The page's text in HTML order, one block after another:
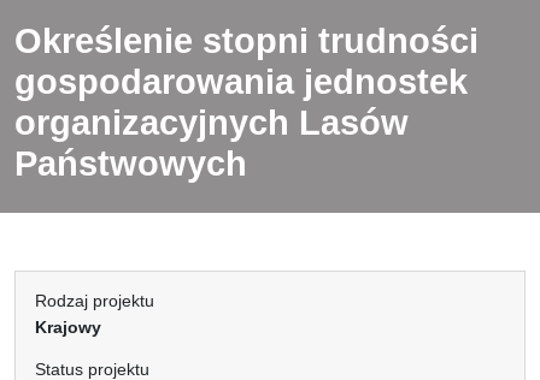
Określenie stopni trudności
gospodarowania jednostek
organizacyjnych Lasów
Państwowych
Rodzaj projektu
Krajowy
Status projektu